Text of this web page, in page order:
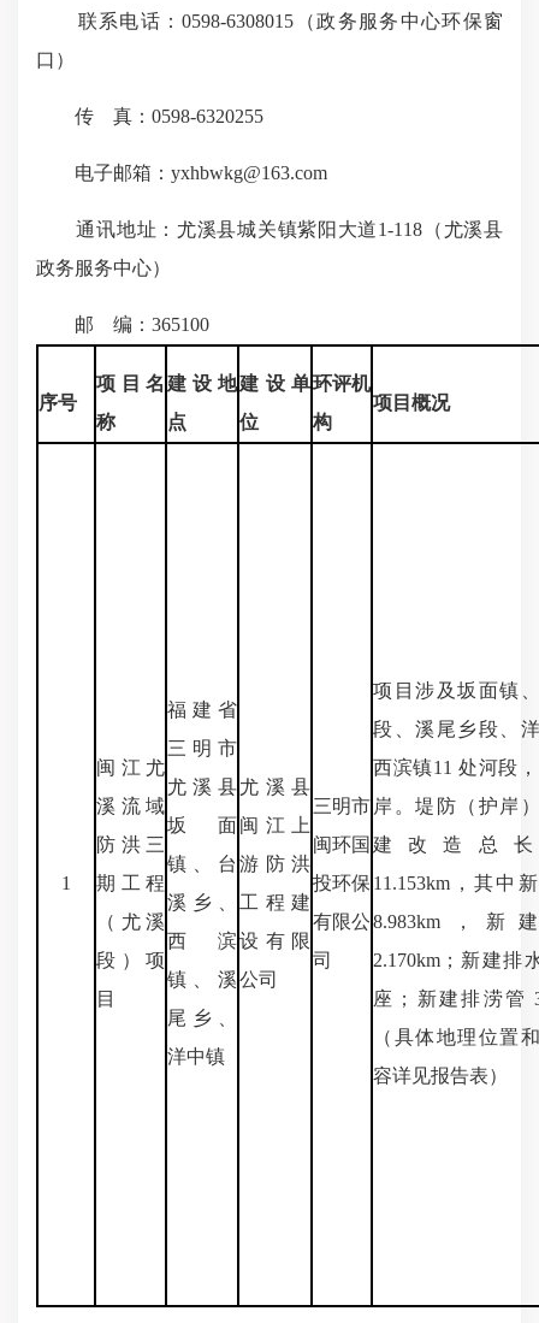
联系电话：0598-6308015（政务服务中心环保窗
口）
传 真：0598-6320255
电子邮箱：yxhbwkg@163.com
通讯地址：尤溪县城关镇紫阳大道1-118（尤溪县
政务服务中心）
邮 编：365100
序号
项目名
称
建设地
点
建设单
位
环评机
构
项目概况
1
闽江尤
溪流域
防洪三
期工程
（尤溪
段）项
目
福建省
三明市
尤溪县
坂面
镇、台
溪乡、
西滨
镇、溪
尾乡、
洋中镇
尤溪县
闽江上
游防洪
工程建
设有限
公司
三明市
闽环国
投环保
有限公
司
项目涉及坂面镇
段、溪尾乡段、
西滨镇11 处河段
岸。堤防（护岸
建改造总
11.153km，其中
8.983km，新
2.170km；新建排
座；新建排涝管
（具体地理位置
容详见报告表）